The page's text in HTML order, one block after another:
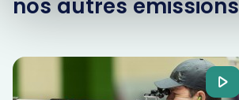
nos autres emissions